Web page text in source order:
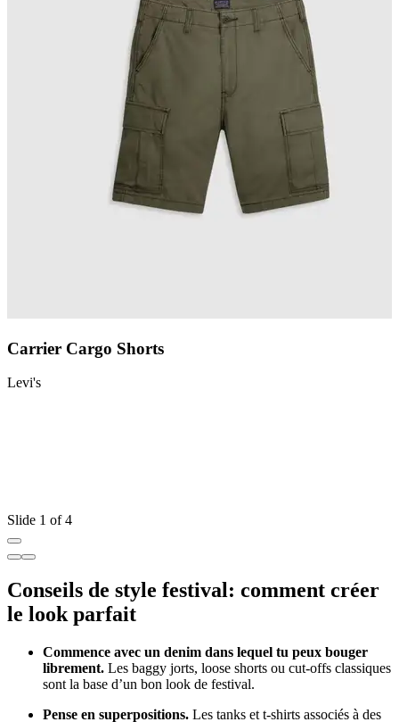
Carrier Cargo Shorts
Levi's
Slide 1 of 4
Conseils de style festival: comment créer
le look parfait
Commence avec un denim dans lequel tu peux bouger
librement. Les baggy jorts, loose shorts ou cut-offs classiques
sont la base d’un bon look de festival.
Pense en superpositions. Les tanks et t-shirts associés à des